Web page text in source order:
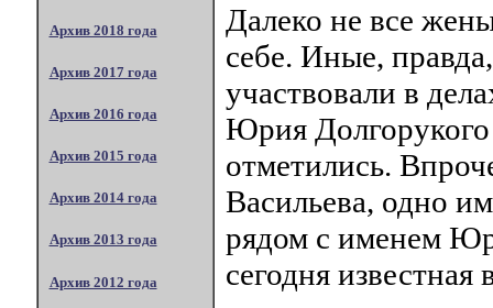
Архив 2018 года
Архив 2017 года
Архив 2016 года
Архив 2015 года
Архив 2014 года
Архив 2013 года
Архив 2012 года
Далеко не все
себе. Иные,
участвовали в
Юрия
отметились.
Васильева, одно
рядом с именем
сегодня